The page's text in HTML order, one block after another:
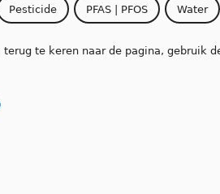
Pesticide PFAS | PFOS Water
te keren naar de pagina, gebruik